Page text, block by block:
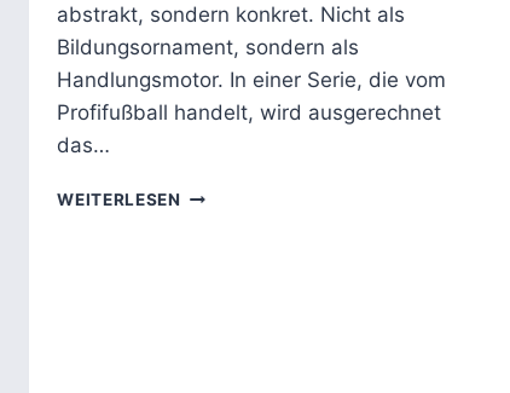
abstrakt, sondern konkret. Nicht als
Bildungsornament, sondern als
Handlungsmotor. In einer Serie, die vom
Profifußball handelt, wird ausgerechnet
das…
WEITERLESEN TED